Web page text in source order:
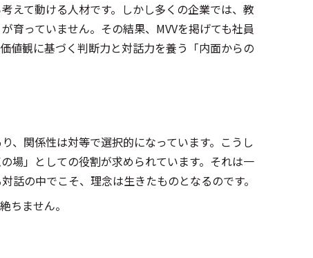
えて動ける人材です。しかし多くの企業では、教
育っていません。その結果、MVVを掲げても社員
値観に基づく判断力と対話力を養う「内面からの
、関係性は対等で選択的になっています。こうし
場」としての役割が求められています。それは一
話の中でこそ、理念は生きたものとなるのです。
ちません。